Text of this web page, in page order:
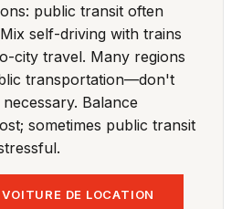
public transit often
self-driving with trains
city travel. Many regions
transportation—don't
Balance
sometimes public transit
DE LOCATION